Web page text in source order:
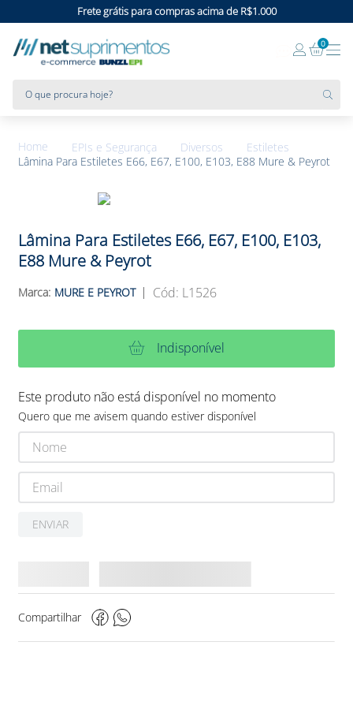
Frete grátis para compras acima de R$1.000
0
EPIs e Segurança Diversos
Estiletes
Lâmina Para Estiletes E66, E67, E100, E103, E88 Mure & Peyrot
Lâmina Para Estiletes E66, E67, E100, E103,
E88 Mure & Peyrot
MURE E PEYROT : L1526
Indisponível
Este produto não está disponível no momento
Quero que me avisem quando estiver disponível
ENVIAR
Compartilhar